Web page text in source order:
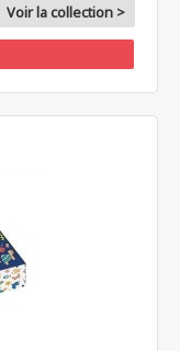
Voir la collection >